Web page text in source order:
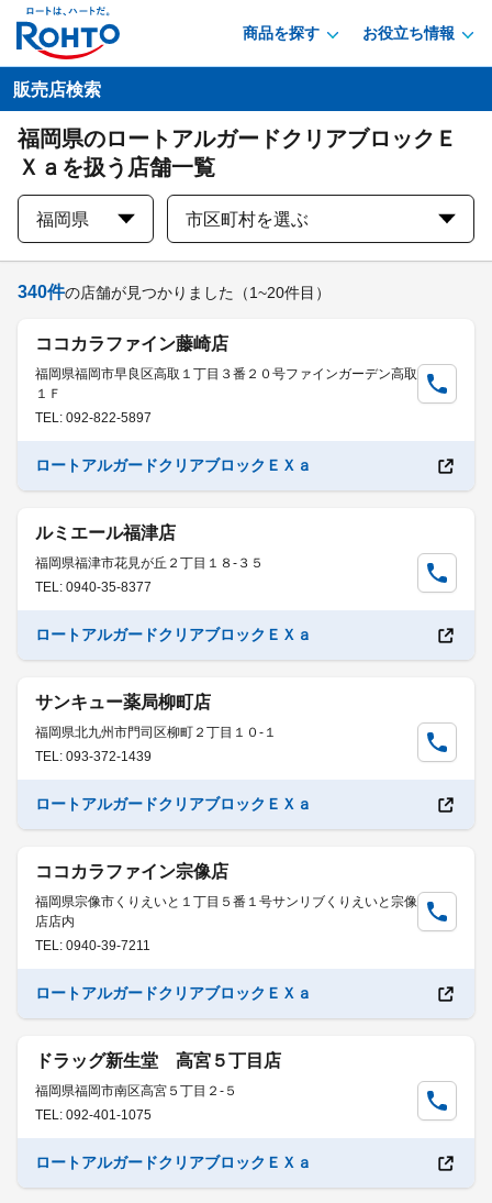
商品を探す お役立ち情報
販売店検索
福岡県のロートアルガードクリアブロックＥ
Ｘａを扱う店舗一覧
福岡県 市区町村を選ぶ
340件の店舗が見つかりました （1~20件目）
ココカラファイン藤崎店
福岡県福岡市早良区高取１丁目３番２０号ファインガーデン高取
１Ｆ
TEL: 092-822-5897
ロートアルガードクリアブロックＥＸａ
ルミエール福津店
福岡県福津市花見が丘２丁目１８-３５
TEL: 0940-35-8377
ロートアルガードクリアブロックＥＸａ
サンキュー薬局柳町店
福岡県北九州市門司区柳町２丁目１０-１
TEL: 093-372-1439
ロートアルガードクリアブロックＥＸａ
ココカラファイン宗像店
福岡県宗像市くりえいと１丁目５番１号サンリブくりえいと宗像
店店内
TEL: 0940-39-7211
ロートアルガードクリアブロックＥＸａ
ドラッグ新生堂 高宮５丁目店
福岡県福岡市南区高宮５丁目２-５
TEL: 092-401-1075
ロートアルガードクリアブロックＥＸａ